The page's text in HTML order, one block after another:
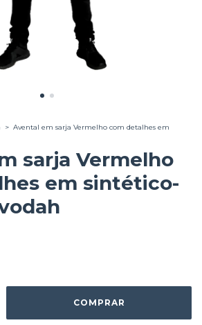
> Avental em sarja Vermelho com detalhes em
sarja Vermelho
em sintético-